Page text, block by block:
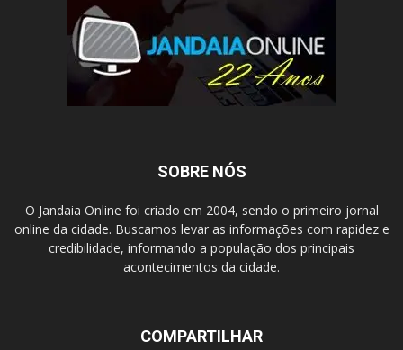
SOBRE NÓS
O Jandaia Online foi criado em 2004, sendo o primeiro jornal
online da cidade. Buscamos levar as informações com rapidez e
credibilidade, informando a população dos principais
acontecimentos da cidade.
COMPARTILHAR